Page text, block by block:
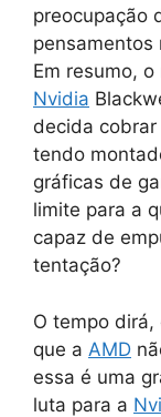
preocupação
pensamentos
Em resumo,
Nvidia
decida cobrar
tendo
gráficas de
limite para a
capaz de
tentação?
O tempo
que a AMD
essa é uma
luta para a